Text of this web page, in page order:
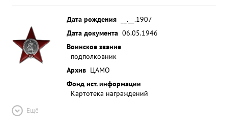
Дата рождения
__.__.1907
Дата документа 06.05.1946
Воинское звание
подполковник
Архив ЦАМО
Фонд ист. информации
Картотека награждений
Ещё